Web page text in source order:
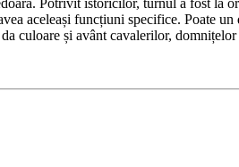
Potrivit istoricilor, turnul a fost la
aceleași funcțiuni specifice. Poate
culoare și avânt cavalerilor,